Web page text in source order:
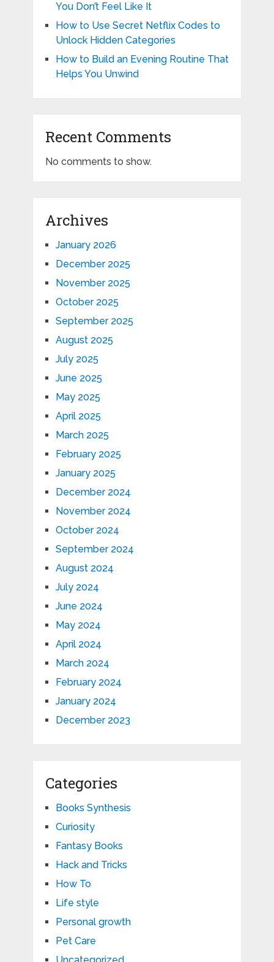
You Don’t Feel Like It
How to Use Secret Netflix Codes to
Unlock Hidden Categories
How to Build an Evening Routine That
Helps You Unwind
Recent Comments
No comments to show.
Archives
January 2026
December 2025
November 2025
October 2025
September 2025
August 2025
July 2025
June 2025
May 2025
April 2025
March 2025
February 2025
January 2025
December 2024
November 2024
October 2024
September 2024
August 2024
July 2024
June 2024
May 2024
April 2024
March 2024
February 2024
January 2024
December 2023
Categories
Books Synthesis
Curiosity
Fantasy Books
Hack and Tricks
How To
Life style
Personal growth
Pet Care